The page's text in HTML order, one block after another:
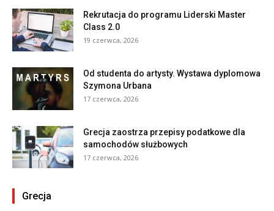
Rekrutacja do programu Liderski Master
Class 2.0
19 czerwca, 2026
Od studenta do artysty. Wystawa dyplomowa
Szymona Urbana
17 czerwca, 2026
Grecja zaostrza przepisy podatkowe dla
samochodów służbowych
17 czerwca, 2026
Grecja